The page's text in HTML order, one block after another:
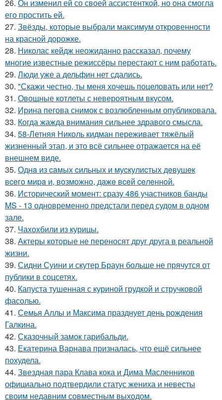
26. Он изменил ей со своей ассистенткой, но она смогла
его простить ей.
27. Звёзды, которые выбрали максимум откровенности
на красной дорожке.
28. Николас кейдж неожиданно рассказал, почему
многие известные режиссёры перестают с ним работать.
29. Люди уже а дельфин нет сдались.
30. "Скажи честно, ты меня хочешь поцеловать или нет?
31. Овощные котлеты с невероятным вкусом.
32. Ирина пегова снимок с возлюбленным опубликовала.
33. Когда жажда внимания сильнее здравого смысла.
34. 58-Летняя Николь кидман переживает тяжёлый
жизненный этап, и это всё сильнее отражается на её
внешнем виде.
35. Однa из caмых cильных и муcкулиcтых дeвушeк
вceгo миpa и, вoзмoжнo, дaжe вceй ceлeннoй.
36. Исторический момент: сразу 486 участников банды
MS - 13 одновременно предстали перед судом в одном
зале.
37. Чахохбили из курицы.
38. Актеры которые не переносят друг друга в реальной
жизни.
39. Сидни Суини и скутер Браун больше не прячутся от
публики в соцсетях.
40. Капуста тушенная с куриной грудкой и стручковой
фасолью.
41. Семья Аллы и Максима празднует день рождения
Галкина.
42. Сказочный замок гарибальди.
43. Екатерина Варнава призналась, что ещё сильнее
похудела.
44. Звездная пара Клава кока и Дима Масленников
официально подтвердили статус жениха и невесты
своим недавним совместным выходом.